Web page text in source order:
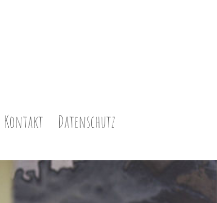
Kontakt Datenschutz